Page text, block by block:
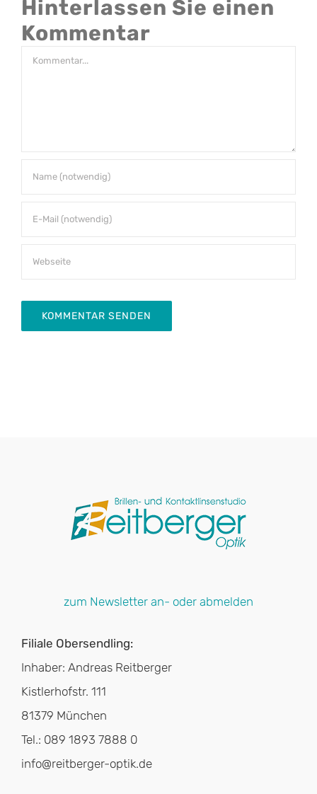
Hinterlassen Sie einen
Kommentar
Kommentar
zum Newsletter an- oder abmelden
Filiale Obersendling:
Inhaber: Andreas Reitberger
Kistlerhofstr. 111
81379 München
Tel.: 089 1893 7888 0
info@reitberger-optik.de